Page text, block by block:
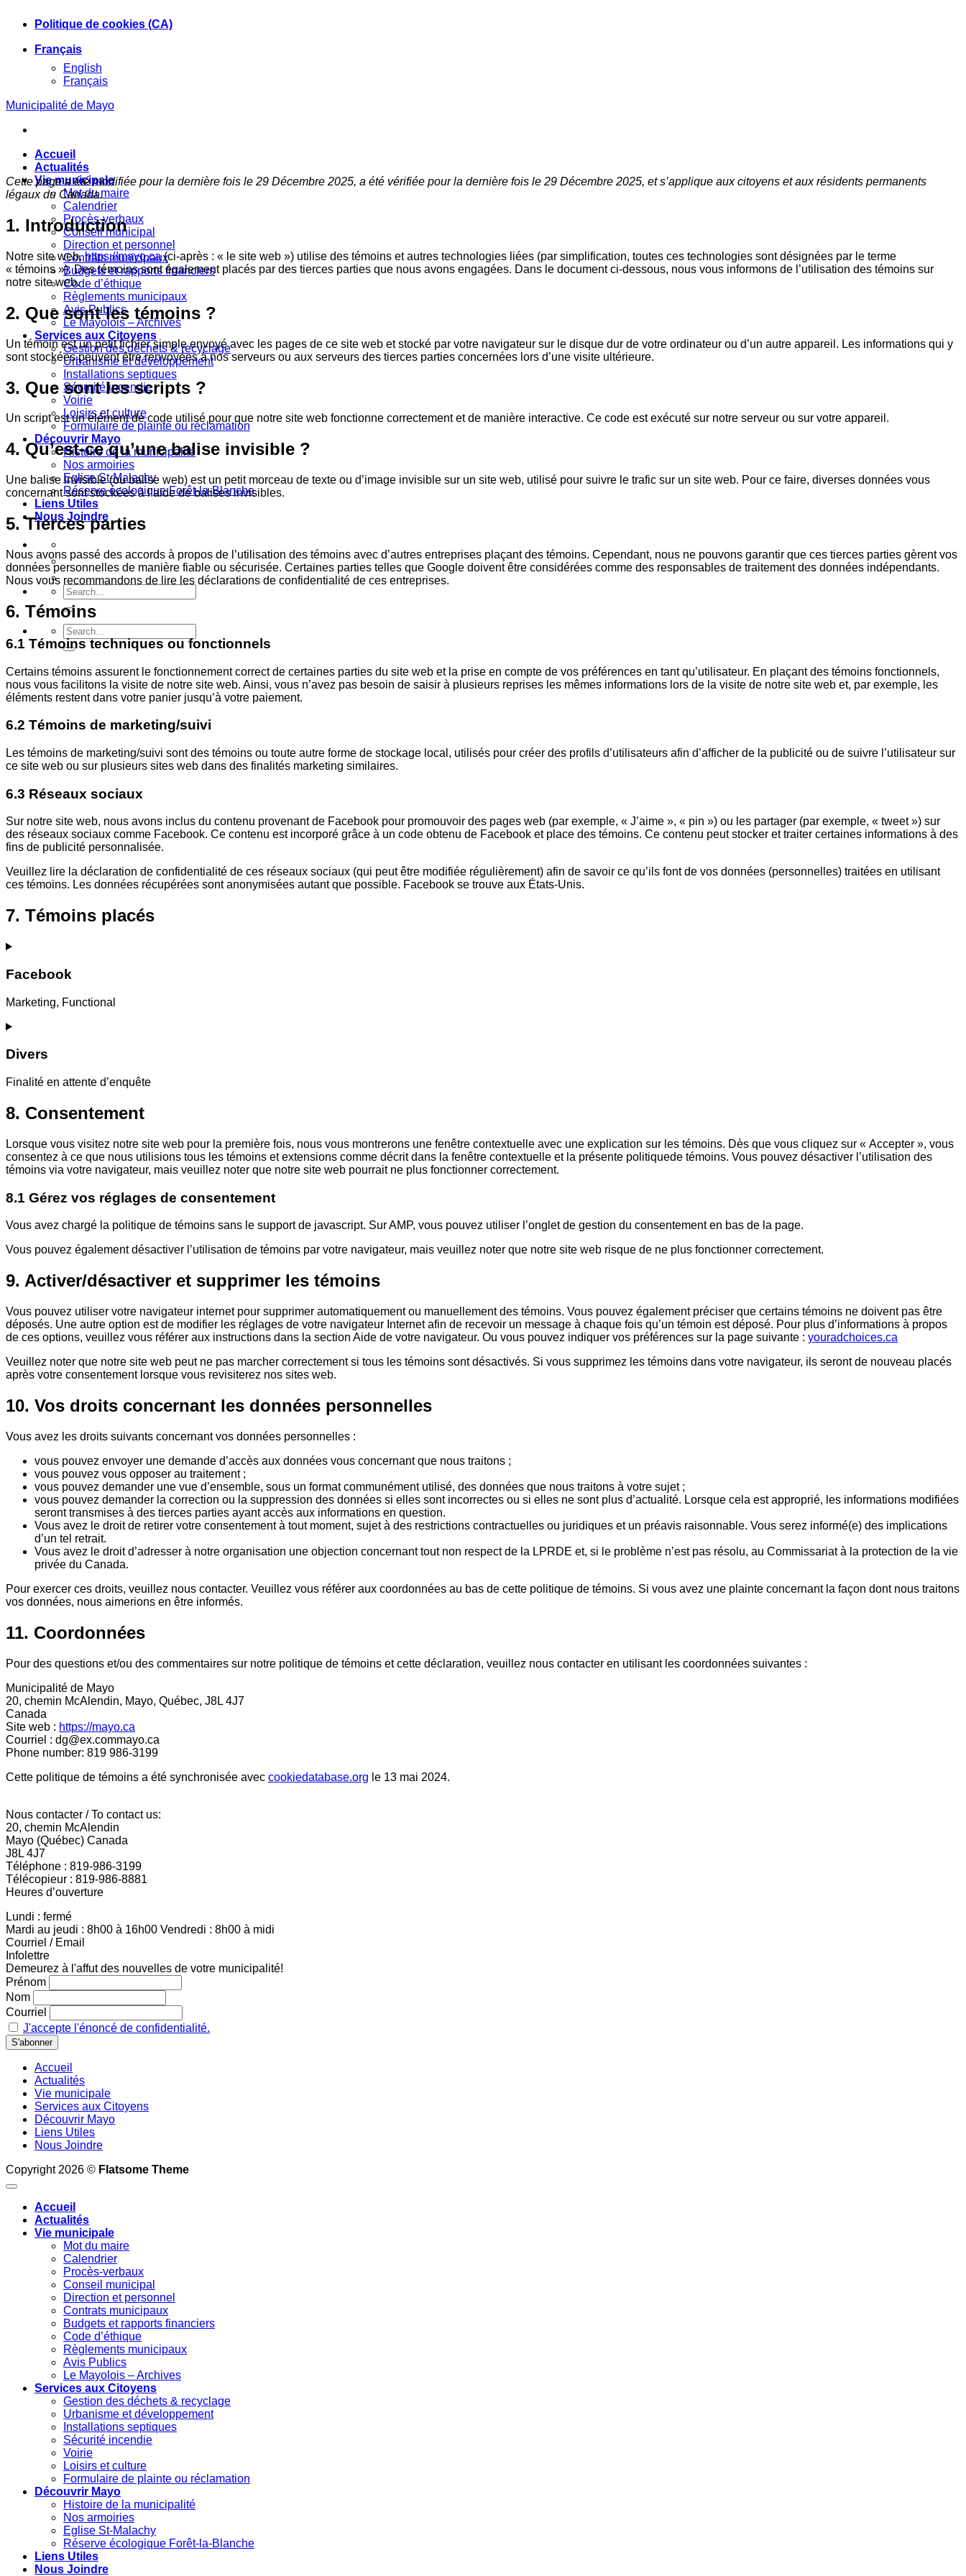
content
Politique de cookies (CA)
Français
English
Français
Municipalité de Mayo
Accueil
Actualités
Vie municipale
Mot du maire
Calendrier
Procès-verbaux
Conseil municipal
Direction et personnel
Contrats municipaux
Budgets et rapports financiers
Code d’éthique
Règlements municipaux
Avis Publics
Le Mayolois – Archives
Services aux Citoyens
Gestion des déchets & recyclage
Urbanisme et développement
Installations septiques
Sécurité incendie
Voirie
Loisirs et culture
Formulaire de plainte ou réclamation
Découvrir Mayo
Histoire de la municipalité
Nos armoiries
Eglise St-Malachy
Réserve écologique Forêt-la-Blanche
Liens Utiles
Nous Joindre
Cette page a été modifiée pour la dernière fois le 29 Décembre 2025, a été vérifiée pour la dernière fois le 29 Décembre 2025, et s’applique aux citoyens et aux résidents permanents
légaux du Canada.
1. Introduction
Notre site web,https://mayo.ca(ci-après : « le site web ») utilise des témoins et autres technologies liées (par simplification, toutes ces technologies sont désignées par le terme
« témoins »). Des témoins sont également placés par des tierces parties que nous avons engagées. Dans le document ci-dessous, nous vous informons de l’utilisation des témoins sur
notre site web.
2. Que sont les témoins ?
Un témoin est un petit fichier simple envoyé avec les pages de ce site web et stocké par votre navigateur sur le disque dur de votre ordinateur ou d’un autre appareil. Les informations qui y
sont stockées peuvent être renvoyées à nos serveurs ou aux serveurs des tierces parties concernées lors d’une visite ultérieure.
3. Que sont les scripts ?
Un script est un élément de code utilisé pour que notre site web fonctionne correctement et de manière interactive. Ce code est exécuté sur notre serveur ou sur votre appareil.
4. Qu’est-ce qu’une balise invisible ?
Une balise invisible (ou balise web) est un petit morceau de texte ou d’image invisible sur un site web, utilisé pour suivre le trafic sur un site web. Pour ce faire, diverses données vous
concernant sont stockées à l’aide de balises invisibles.
5. Tierces parties
Nous avons passé des accords à propos de l’utilisation des témoins avec d’autres entreprises plaçant des témoins. Cependant, nous ne pouvons garantir que ces tierces parties gèrent vos
données personnelles de manière fiable ou sécurisée. Certaines parties telles que Google doivent être considérées comme des responsables de traitement des données indépendants.
Nous vous recommandons de lire les déclarations de confidentialité de ces entreprises.
6. Témoins
6.1 Témoins techniques ou fonctionnels
Certains témoins assurent le fonctionnement correct de certaines parties du site web et la prise en compte de vos préférences en tant qu’utilisateur. En plaçant des témoins fonctionnels,
nous vous facilitons la visite de notre site web. Ainsi, vous n’avez pas besoin de saisir à plusieurs reprises les mêmes informations lors de la visite de notre site web et, par exemple, les
éléments restent dans votre panier jusqu’à votre paiement.
6.2 Témoins de marketing/suivi
Les témoins de marketing/suivi sont des témoins ou toute autre forme de stockage local, utilisés pour créer des profils d’utilisateurs afin d’afficher de la publicité ou de suivre l’utilisateur sur
ce site web ou sur plusieurs sites web dans des finalités marketing similaires.
6.3 Réseaux sociaux
Sur notre site web, nous avons inclus du contenu provenant de Facebook pour promouvoir des pages web (par exemple, « J’aime », « pin ») ou les partager (par exemple, « tweet ») sur
des réseaux sociaux comme Facebook. Ce contenu est incorporé grâce à un code obtenu de Facebook et place des témoins. Ce contenu peut stocker et traiter certaines informations à des
fins de publicité personnalisée.
Veuillez lire la déclaration de confidentialité de ces réseaux sociaux (qui peut être modifiée régulièrement) afin de savoir ce qu’ils font de vos données (personnelles) traitées en utilisant
ces témoins. Les données récupérées sont anonymisées autant que possible. Facebook se trouve aux États-Unis.
7. Témoins placés
Facebook
Marketing, Functional
Consent
service
Divers
Finalité en attente d’enquête
Consent
to
divers
8. Consentement
Lorsque vous visitez notre site web pour la première fois, nous vous montrerons une fenêtre contextuelle avec une explication sur les témoins. Dès que vous cliquez sur « Accepter », vous
consentez à ce que nous utilisions tous les témoins et extensions comme décrit dans la fenêtre contextuelle et la présente politiquede témoins. Vous pouvez désactiver l’utilisation des
témoins via votre navigateur, mais veuillez noter que notre site web pourrait ne plus fonctionner correctement.
8.1 Gérez vos réglages de consentement
Vous avez chargé la politique de témoins sans le support de javascript. Sur AMP, vous pouvez utiliser l’onglet de gestion du consentement en bas de la page.
Vous pouvez également désactiver l’utilisation de témoins par votre navigateur, mais veuillez noter que notre site web risque de ne plus fonctionner correctement.
9. Activer/désactiver et supprimer les témoins
Vous pouvez utiliser votre navigateur internet pour supprimer automatiquement ou manuellement des témoins. Vous pouvez également préciser que certains témoins ne doivent pas être
déposés. Une autre option est de modifier les réglages de votre navigateur Internet afin de recevoir un message à chaque fois qu’un témoin est déposé. Pour plus d’informations à propos
de ces options, veuillez vous référer aux instructions dans la section Aide de votre navigateur. Ou vous pouvez indiquer vos préférences sur la page suivante : youradchoices.ca
Veuillez noter que notre site web peut ne pas marcher correctement si tous les témoins sont désactivés. Si vous supprimez les témoins dans votre navigateur, ils seront de nouveau placés
après votre consentement lorsque vous revisiterez nos sites web.
10. Vos droits concernant les données personnelles
Vous avez les droits suivants concernant vos données personnelles :
vous pouvez envoyer une demande d’accès aux données vous concernant que nous traitons ;
vous pouvez vous opposer au traitement ;
vous pouvez demander une vue d’ensemble, sous un format communément utilisé, des données que nous traitons à votre sujet ;
vous pouvez demander la correction ou la suppression des données si elles sont incorrectes ou si elles ne sont plus d’actualité. Lorsque cela est approprié, les informations modifiées
seront transmises à des tierces parties ayant accès aux informations en question.
Vous avez le droit de retirer votre consentement à tout moment, sujet à des restrictions contractuelles ou juridiques et un préavis raisonnable. Vous serez informé(e) des implications
d’un tel retrait.
Vous avez le droit d’adresser à notre organisation une objection concernant tout non respect de la LPRDE et, si le problème n’est pas résolu, au Commissariat à la protection de la vie
privée du Canada.
Pour exercer ces droits, veuillez nous contacter. Veuillez vous référer aux coordonnées au bas de cette politique de témoins. Si vous avez une plainte concernant la façon dont nous traitons
vos données, nous aimerions en être informés.
11. Coordonnées
Pour des questions et/ou des commentaires sur notre politique de témoins et cette déclaration, veuillez nous contacter en utilisant les coordonnées suivantes :
Municipalité de Mayo
20, chemin McAlendin, Mayo, Québec, J8L 4J7
Canada
Site web : https://mayo.ca
Courriel : dg@ex.commayo.ca
Phone number: 819 986-3199
Cette politique de témoins a été synchronisée avec cookiedatabase.org le 13 mai 2024.
Nous contacter / To contact us:
20, chemin McAlendin
Mayo (Québec) Canada
J8L 4J7
Téléphone : 819-986-3199
Télécopieur : 819-986-8881
Heures d’ouverture
Lundi : fermé
Mardi au jeudi : 8h00 à 16h00 Vendredi : 8h00 à midi
Courriel / Email
Infolettre
Demeurez à l'affut des nouvelles de votre municipalité!
Prénom
Nom
Courriel
J'accepte l'énoncé de confidentialité.
Accueil
Actualités
Vie municipale
Services aux Citoyens
Découvrir Mayo
Liens Utiles
Nous Joindre
Copyright 2026 © Flatsome Theme
Accueil
Actualités
Vie municipale
Mot du maire
Calendrier
Procès-verbaux
Conseil municipal
Direction et personnel
Contrats municipaux
Budgets et rapports financiers
Code d’éthique
Règlements municipaux
Avis Publics
Le Mayolois – Archives
Services aux Citoyens
Gestion des déchets & recyclage
Urbanisme et développement
Installations septiques
Sécurité incendie
Voirie
Loisirs et culture
Formulaire de plainte ou réclamation
Découvrir Mayo
Histoire de la municipalité
Nos armoiries
Eglise St-Malachy
Réserve écologique Forêt-la-Blanche
Liens Utiles
Nous Joindre